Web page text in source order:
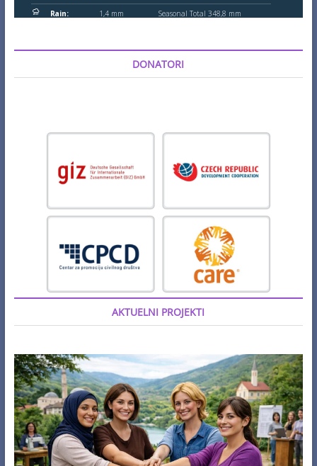
DONATORI
AKTUELNI PROJEKTI